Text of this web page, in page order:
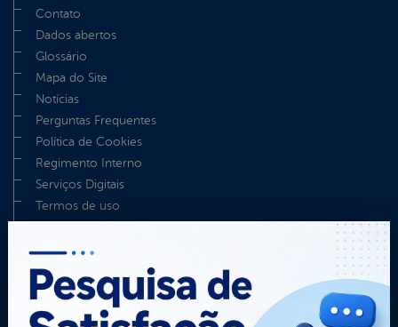
Contato
Dados abertos
Glossário
Mapa do Site
Notícias
Perguntas Frequentes
Política de Cookies
Regimento Interno
Serviços Digitais
Termos de uso
Portal da
Transparência
Central de Dúvidas
Carta de
Serviços
Administração
Como
solicitar